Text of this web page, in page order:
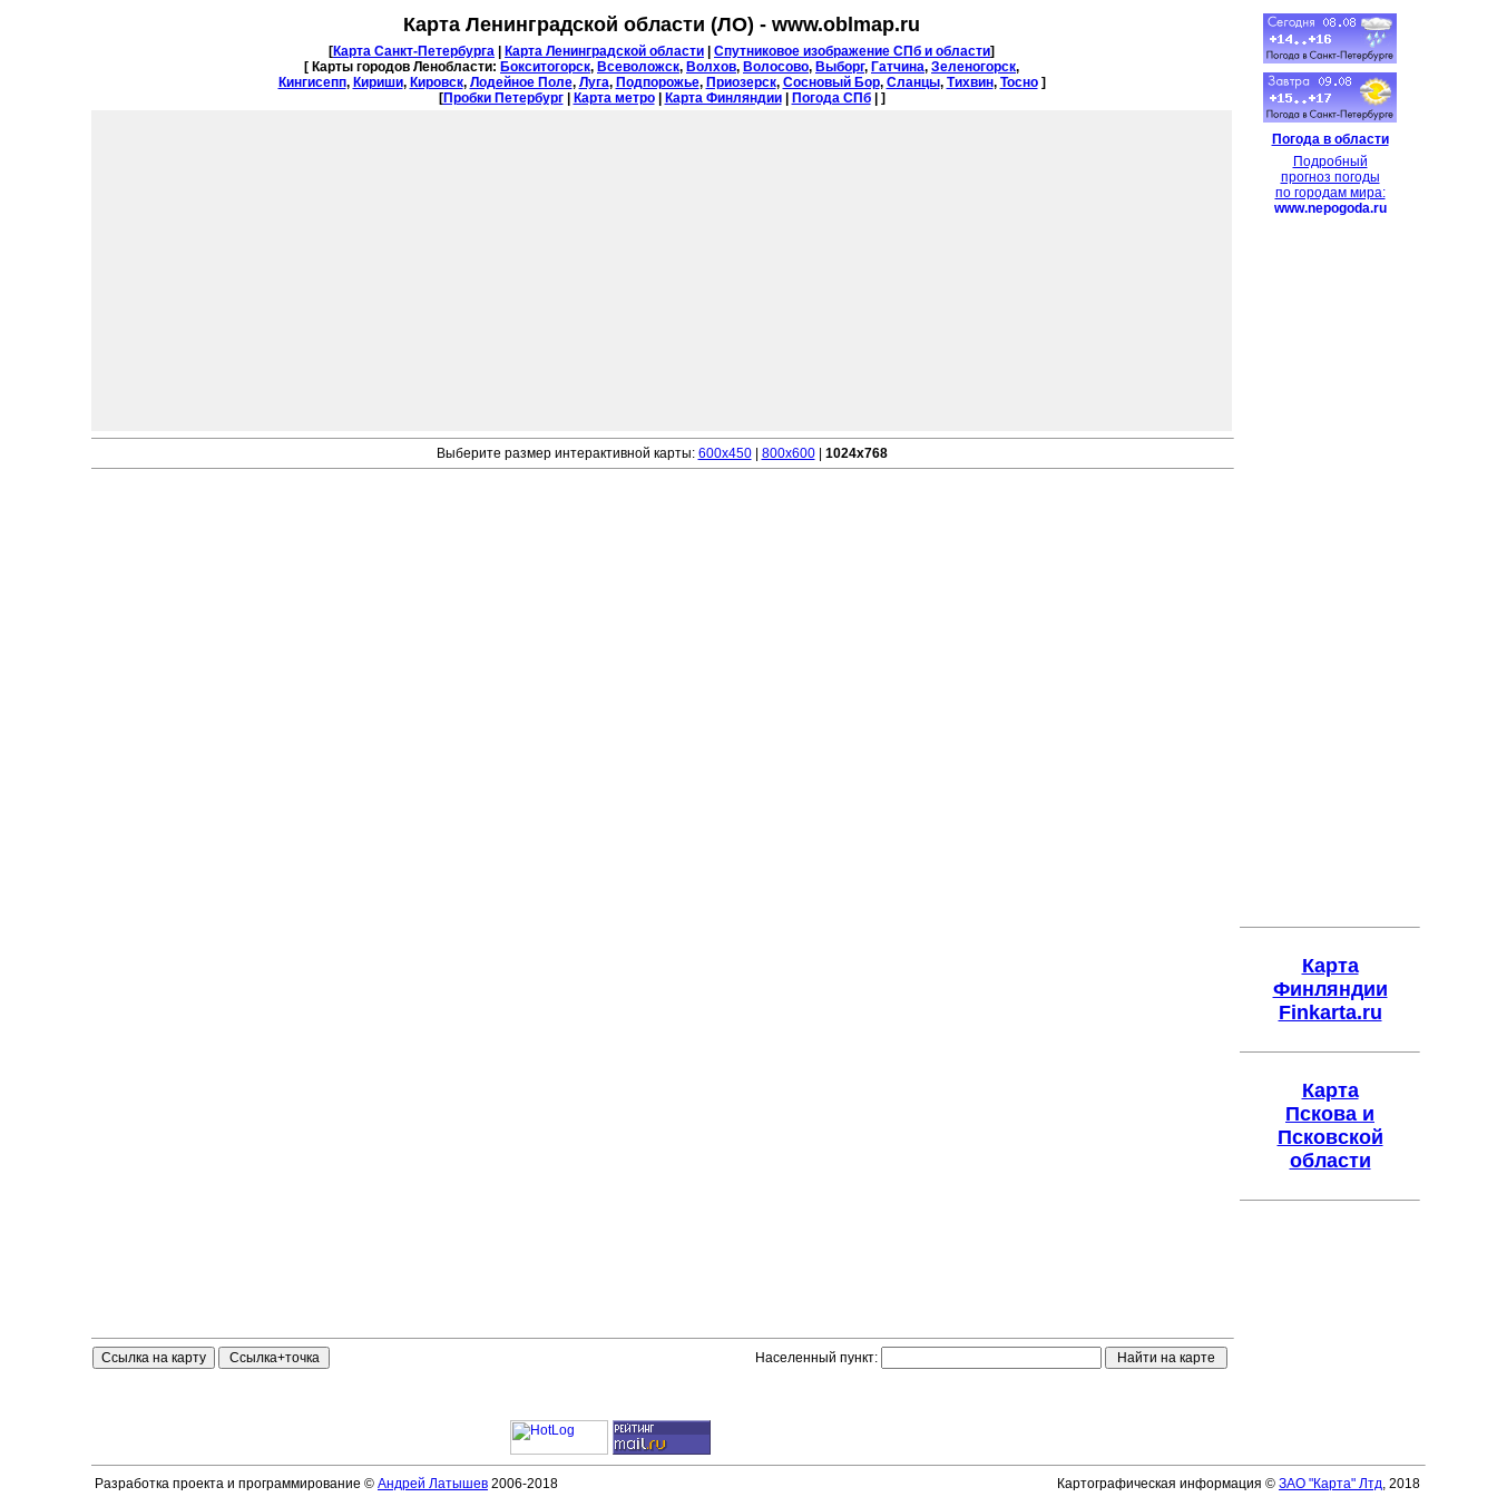
Карта Ленинградской области (ЛО) - www.oblmap.ru
[Карта Санкт-Петербурга Карта Ленинградской области Спутниковое изображение СПб и области]
[ Карты городов Ленобласти: Бокситогорск, Всеволожск, Волхов, Волосово, Выборг, Гатчина, Зеленогорск,
Кингисепп, Кириши, Кировск, Лодейное Поле, Луга, Подпорожье, Приозерск, Сосновый Бор, Сланцы, Тихвин, Тосно]
[Пробки Петербург| Карта метро| Карта Финляндии| Погода СПб| ]
Погода в области
Подробный
прогноз погоды
по городам мира:
www.nepogoda.ru
Карта
Финляндии
Finkarta.ru
Карта
Пскова и
Псковской
области
Выберите размер интерактивной карты: 600x450| 800x600| 1024x768
Населенный пункт:
Разработка проекта и программирование © Андрей Латышев 2006-2018 Картографическая информация © ЗАО "Карта" Лтд, 2018